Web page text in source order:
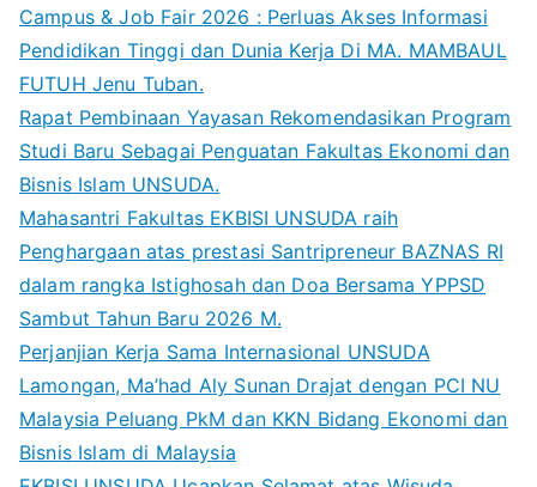
Campus & Job Fair 2026 : Perluas Akses Informasi
Pendidikan Tinggi dan Dunia Kerja Di MA. MAMBAUL
FUTUH Jenu Tuban.
Rapat Pembinaan Yayasan Rekomendasikan Program
Studi Baru Sebagai Penguatan Fakultas Ekonomi dan
Bisnis Islam UNSUDA.
Mahasantri Fakultas EKBISI UNSUDA raih
Penghargaan atas prestasi Santripreneur BAZNAS RI
dalam rangka Istighosah dan Doa Bersama YPPSD
Sambut Tahun Baru 2026 M.
Perjanjian Kerja Sama Internasional UNSUDA
Lamongan, Ma’had Aly Sunan Drajat dengan PCI NU
Malaysia Peluang PkM dan KKN Bidang Ekonomi dan
Bisnis Islam di Malaysia